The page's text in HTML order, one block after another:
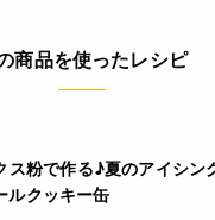
商品を使ったレシピ
ス粉で作る♪夏のアイシン
ルクッキー缶